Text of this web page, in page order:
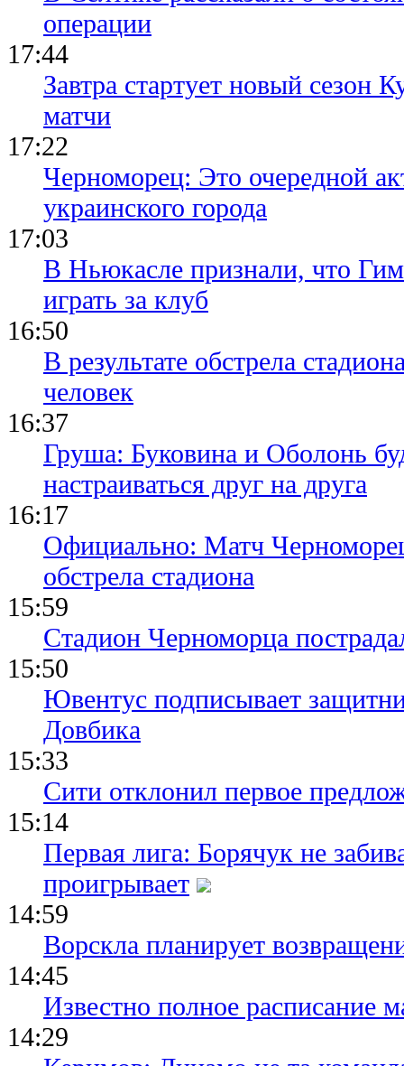
операции
17:44
Завтра стартует новый сезон
матчи
17:22
Черноморец: Это очередной
украинского города
17:03
В Ньюкасле признали, что
играть за клуб
16:50
В результате обстрела
человек
16:37
Груша: Буковина и Оболонь
настраиваться друг на друга
16:17
Официально: Матч
обстрела стадиона
15:59
Стадион Черноморца
15:50
Ювентус подписывает
Довбика
15:33
Сити отклонил первое
15:14
Первая лига: Борячук не
проигрывает
14:59
Ворскла планирует
14:45
Известно полное расписание
14:29